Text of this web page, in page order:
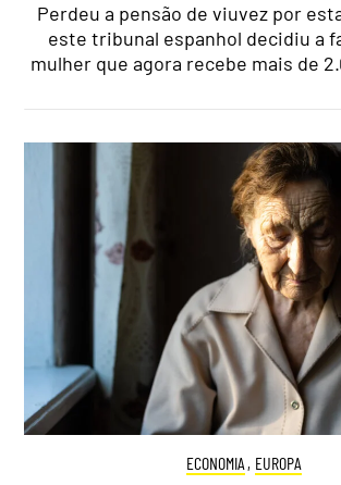
Perdeu a pensão de viuvez por
este tribunal espanhol decidiu a
mulher que agora recebe mais de
ECONOMIA , EUROPA